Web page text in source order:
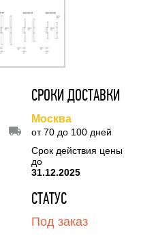
СРОКИ ДОСТАВКИ
Москва
от 70 до 100 дней
Срок действия цены
до
31.12.2025
СТАТУС
Под заказ